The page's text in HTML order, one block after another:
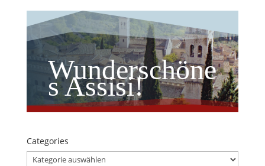
Wunderschöne
s Assisi!
Categories
Categories